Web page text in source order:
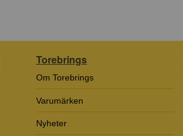
Torebrings
Om Torebrings
Varumärken
Nyheter